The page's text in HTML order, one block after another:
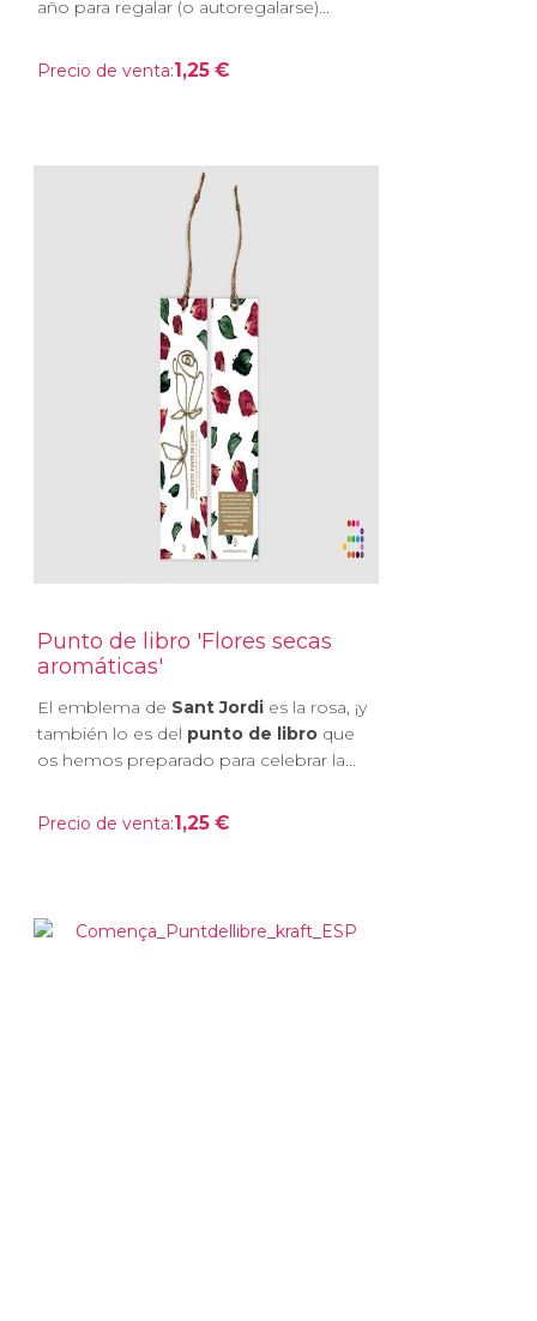
año para regalar (o autoregalarse)...
Precio de venta:1,25 €
Punto de libro 'Flores secas
aromáticas'
El emblema de Sant Jordi es la rosa, ¡y
también lo es del punto de libro que
os hemos preparado para celebrar la...
Precio de venta:1,25 €